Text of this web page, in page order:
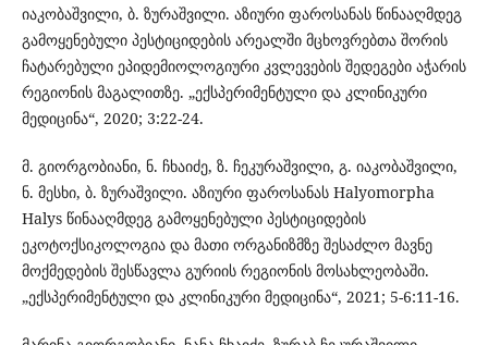
იაკობაშვილი, ბ. ზურაშვილი. აზიური ფაროსანას წინააღმდეგ
გამოყენებული პესტიციდების არეალში მცხოვრებთა შორის
ჩატარებული ეპიდემიოლოგიური კვლევების შედეგები აჭარის
რეგიონის მაგალითზე. „ექსპერიმენტული და კლინიკური
მედიცინა“, 2020; 3:22-24.
მ. გიორგობიანი, ნ. ჩხაიძე, ზ. ჩეკურაშვილი, გ. იაკობაშვილი,
ნ. მესხი, ბ. ზურაშვილი. აზიური ფაროსანას Halyomorpha
Halys წინააღმდეგ გამოყენებული პესტიციდების
ეკოტოქსიკოლოგია და მათი ორგანიზმზე შესაძლო მავნე
მოქმედების შესწავლა გურიის რეგიონის მოსახლეობაში.
„ექსპერიმენტული და კლინიკური მედიცინა“, 2021; 5-6:11-16.